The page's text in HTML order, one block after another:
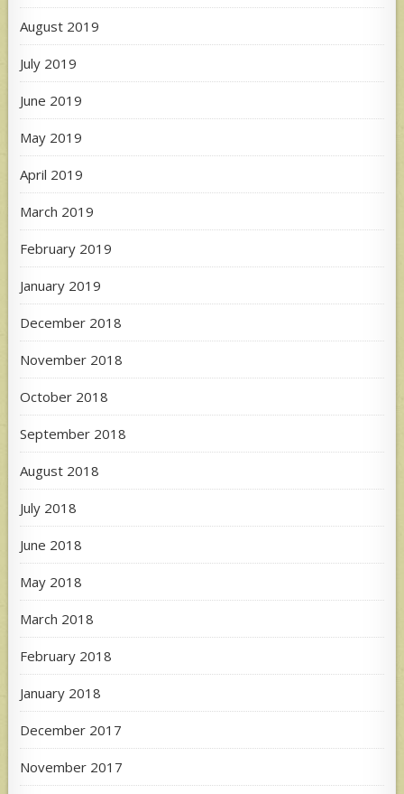
August 2019
July 2019
June 2019
May 2019
April 2019
March 2019
February 2019
January 2019
December 2018
November 2018
October 2018
September 2018
August 2018
July 2018
June 2018
May 2018
March 2018
February 2018
January 2018
December 2017
November 2017